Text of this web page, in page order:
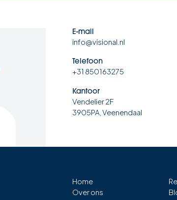
E-mail
info@visional.nl
Telefoon
+31 850163275
Kantoor
Vendelier 2F
3905PA, Veenendaal
Home
Over ons